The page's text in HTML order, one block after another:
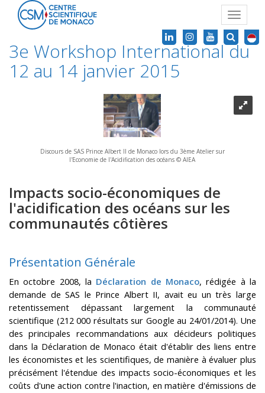
Toggle
3e Workshop International du
12 au 14 janvier 2015
Discours de SAS Prince Albert II de Monaco lors du 3ème Atelier sur
l'Economie de l'Acidification des océans © AIEA
Impacts socio-économiques de
l'acidification des océans sur les
communautés côtières
Présentation Générale
En octobre 2008, la Déclaration de Monaco, rédigée à la
demande de SAS le Prince Albert II, avait eu un très large
retentissement dépassant largement la communauté
scientifique (212 000 résultats sur Google au 24/01/2014). Une
des principales recommandations aux décideurs politiques
dans la Déclaration de Monaco était d'établir des liens entre
les économistes et les scientifiques, de manière à évaluer plus
précisément l'étendue des impacts socio-économiques et les
coûts d'une action contre l'inaction, en matière d'émissions de